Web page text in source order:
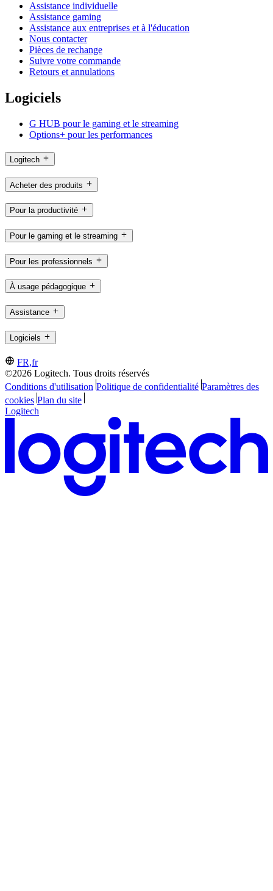
Assistance individuelle
Assistance gaming
Assistance aux entreprises et à l'éducation
Nous contacter
Pièces de rechange
Suivre votre commande
Retours et annulations
Logiciels
G HUB pour le gaming et le streaming
Options+ pour les performances
Logitech
Acheter des produits
Pour la productivité
Pour le gaming et le streaming
Pour les professionnels
À usage pédagogique
Assistance
Logiciels
FR,fr
©2026 Logitech. Tous droits réservés
Conditions d'utilisation Politique de confidentialité Paramètres des
cookies Plan du site
Logitech